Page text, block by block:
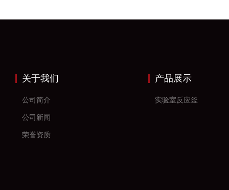
关于我们
公司简介
公司新闻
荣誉资质
产品展示
实验室反应釜